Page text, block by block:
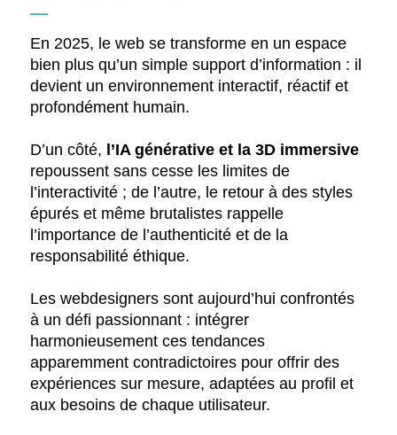
En 2025, le web se transforme en un espace
bien plus qu’un simple support d’information : il
devient un environnement interactif, réactif et
profondément humain.
D’un côté, l’IA générative et la 3D immersive
repoussent sans cesse les limites de
l’interactivité ; de l’autre, le retour à des styles
épurés et même brutalistes rappelle
l’importance de l’authenticité et de la
responsabilité éthique.
Les webdesigners sont aujourd’hui confrontés
à un défi passionnant : intégrer
harmonieusement ces tendances
apparemment contradictoires pour offrir des
expériences sur mesure, adaptées au profil et
aux besoins de chaque utilisateur.